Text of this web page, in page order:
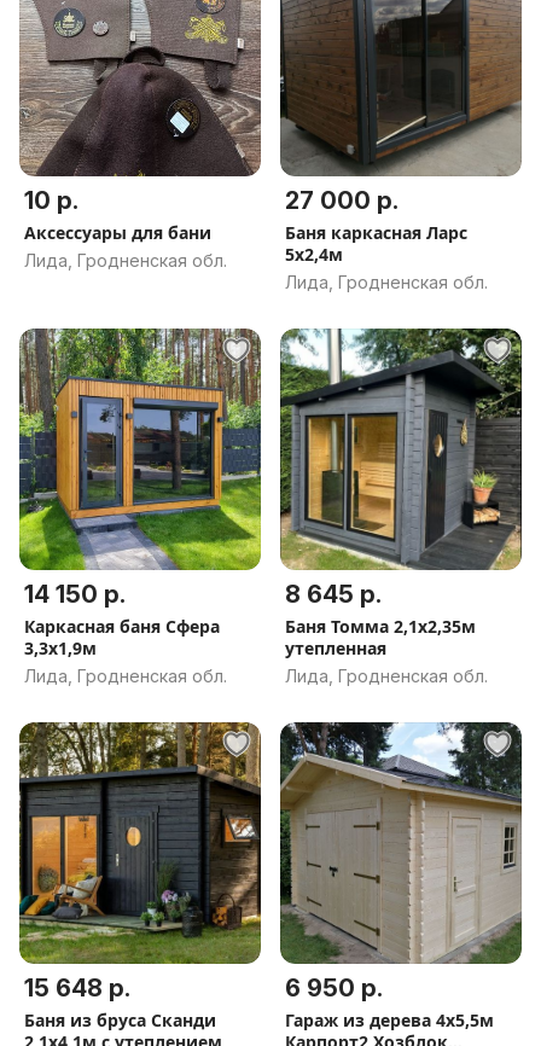
10 р.
Аксессуары для бани
Лида, Гродненская обл.
27 000 р.
Баня каркасная Ларс
5х2,4м
Лида, Гродненская обл.
14 150 р.
Каркасная баня Сфера
3,3х1,9м
Лида, Гродненская обл.
8 645 р.
Баня Томма 2,1х2,35м
утепленная
Лида, Гродненская обл.
15 648 р.
Баня из бруса Сканди
6 950 р.
Гараж из дерева 4х5,5м